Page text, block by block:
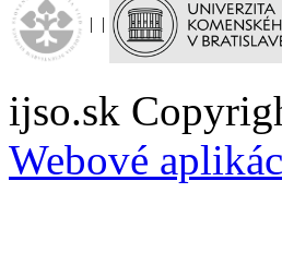
| |
ijso.sk
Webové